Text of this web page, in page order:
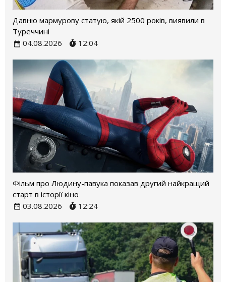
Давню мармурову статую, якій 2500 років, виявили в
Туреччині
04.08.2026
12:04
Фільм про Людину-павука показав другий найкращий
старт в історії кіно
03.08.2026
12:24